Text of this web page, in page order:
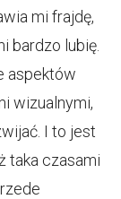
mi frajdę,
bardzo lubię.
aspektów
wizualnymi,
I to jest
taka czasami